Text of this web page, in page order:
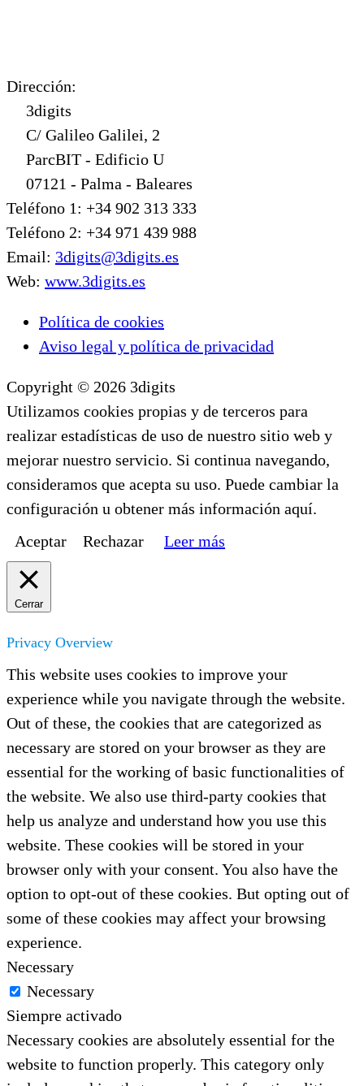
Dirección:
3digits
C/ Galileo Galilei, 2
ParcBIT - Edificio U
07121 - Palma - Baleares
Teléfono 1: +34 902 313 333
Teléfono 2: +34 971 439 988
Email: 3digits@3digits.es
Web: www.3digits.es
Política de cookies
Aviso legal y política de privacidad
Copyright © 2026 3digits
Utilizamos cookies propias y de terceros para
realizar estadísticas de uso de nuestro sitio web y
mejorar nuestro servicio. Si continua navegando,
consideramos que acepta su uso. Puede cambiar la
configuración u obtener más información aquí.
Aceptar
Rechazar Leer más
Cerrar
Privacy Overview
This website uses cookies to improve your
experience while you navigate through the website.
Out of these, the cookies that are categorized as
necessary are stored on your browser as they are
essential for the working of basic functionalities of
the website. We also use third-party cookies that
help us analyze and understand how you use this
website. These cookies will be stored in your
browser only with your consent. You also have the
option to opt-out of these cookies. But opting out of
some of these cookies may affect your browsing
experience.
Necessary
Necessary
Siempre activado
Necessary cookies are absolutely essential for the
website to function properly. This category only